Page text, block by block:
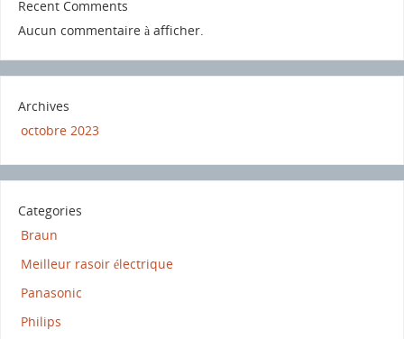
Recent Comments
Aucun commentaire à afficher.
Archives
octobre 2023
Categories
Braun
Meilleur rasoir électrique
Panasonic
Philips